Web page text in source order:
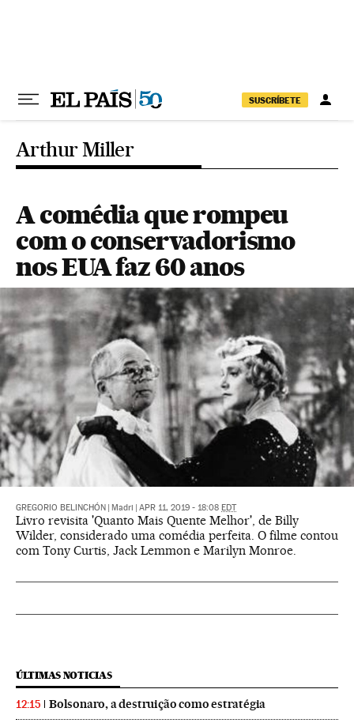
SUSCRÍBETE
Arthur Miller
A comédia que rompeu
com o conservadorismo
nos EUA faz 60 anos
GREGORIO BELINCHÓN Madri APR 11, 2019 - 18:08 EDT
Livro revisita 'Quanto Mais Quente Melhor', de Billy
Wilder, considerado uma comédia perfeita. O filme contou
com Tony Curtis, Jack Lemmon e Marilyn Monroe.
ÚLTIMAS NOTICIAS
12:15 Bolsonaro, a destruição como estratégia